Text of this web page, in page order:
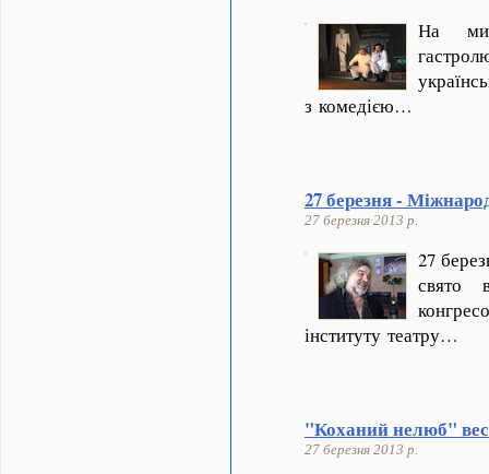
На
з комедією…
27 березня -
27 березня 2013 р.
27
свято
інституту театру…
"Коханий нелюб"
27 березня 2013 р.